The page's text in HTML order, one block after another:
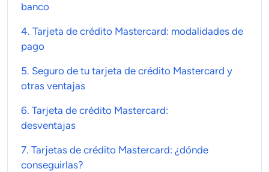
banco
4. Tarjeta de crédito Mastercard: modalidades de
pago
5. Seguro de tu tarjeta de crédito Mastercard y
otras ventajas
6. Tarjeta de crédito Mastercard:
desventajas
7. Tarjetas de crédito Mastercard: ¿dónde
conseguirlas?